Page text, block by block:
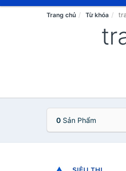
Trang chủ Từ khóa
0 Sản Phẩm